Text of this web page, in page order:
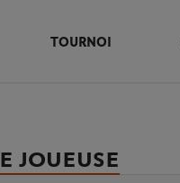
TOURNOI
JOUEUSE